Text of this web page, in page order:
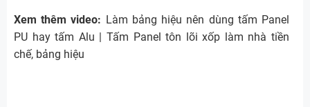
Xem thêm video: Làm bảng hiệu nên dùng tấm Panel
PU hay tấm Alu | Tấm Panel tôn lõi xốp làm nhà tiền
chế, bảng hiệu